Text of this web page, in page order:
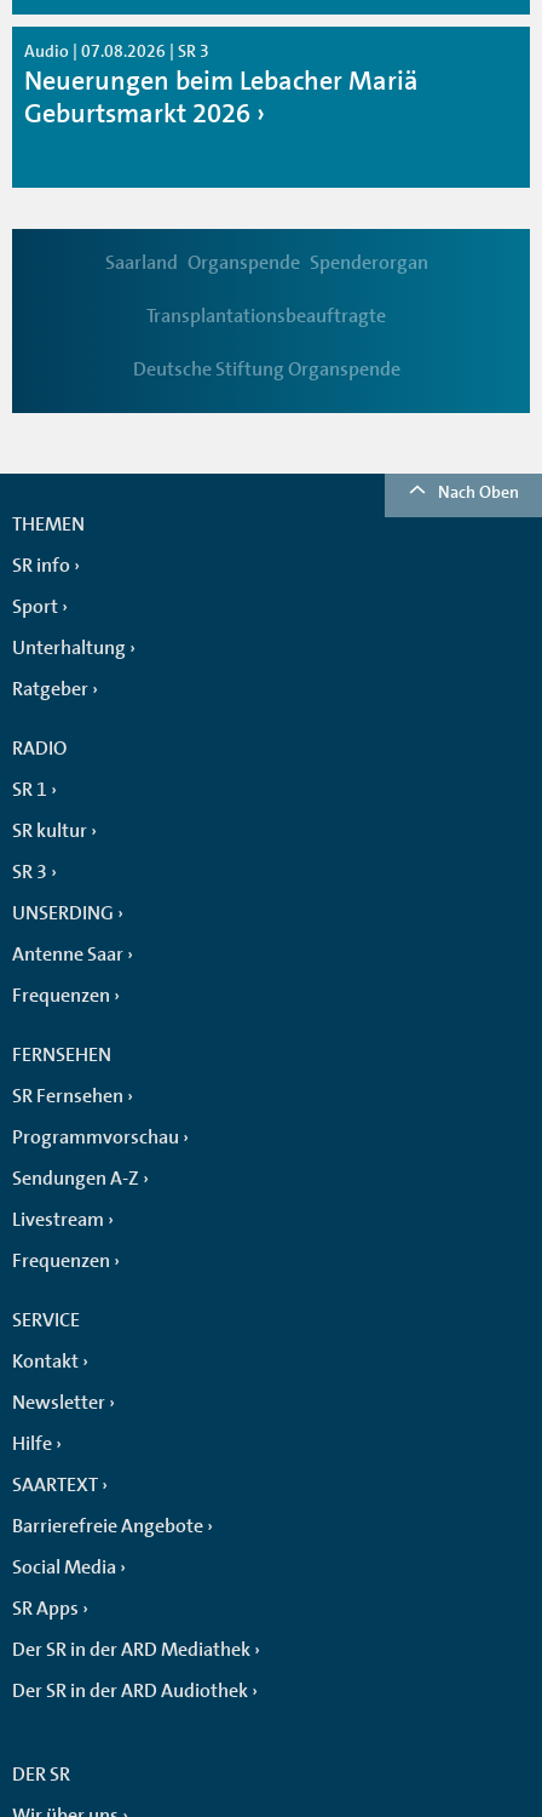
Audio | 07.08.2026 | SR 3
Neuerungen beim Lebacher Mariä
Geburtsmarkt 2026
Saarland Organspende Spenderorgan
Transplantationsbeauftragte
Deutsche Stiftung Organspende
Nach Oben
THEMEN
SR info
Sport
Unterhaltung
Ratgeber
RADIO
SR 1
SR kultur
SR 3
UNSERDING
Antenne Saar
Frequenzen
FERNSEHEN
SR Fernsehen
Programmvorschau
Sendungen A-Z
Livestream
Frequenzen
SERVICE
Kontakt
Newsletter
Hilfe
SAARTEXT
Barrierefreie Angebote
Social Media
SR Apps
Der SR in der ARD Mediathek
Der SR in der ARD Audiothek
DER SR